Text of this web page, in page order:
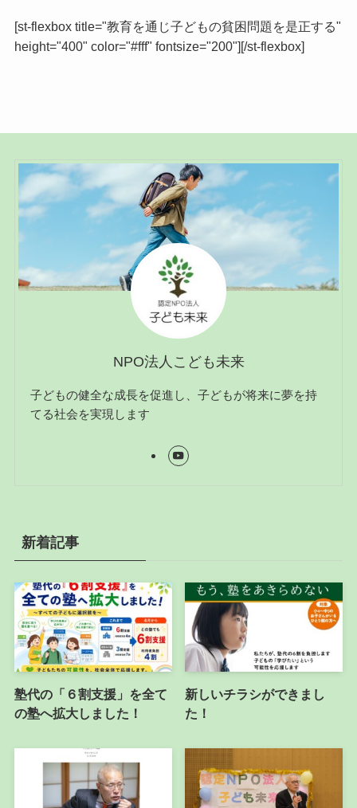
[st-flexbox title="教育を通じ子どもの貧困問題を是正する"
height="400" color="#fff" fontsize="200"][/st-flexbox]
NPO法人こども未来
子どもの健全な成長を促進し、子どもが将来に夢を持
てる社会を実現します
新着記事
塾代の「６割支援」を全て
の塾へ拡大しました！
新しいチラシができまし
た！